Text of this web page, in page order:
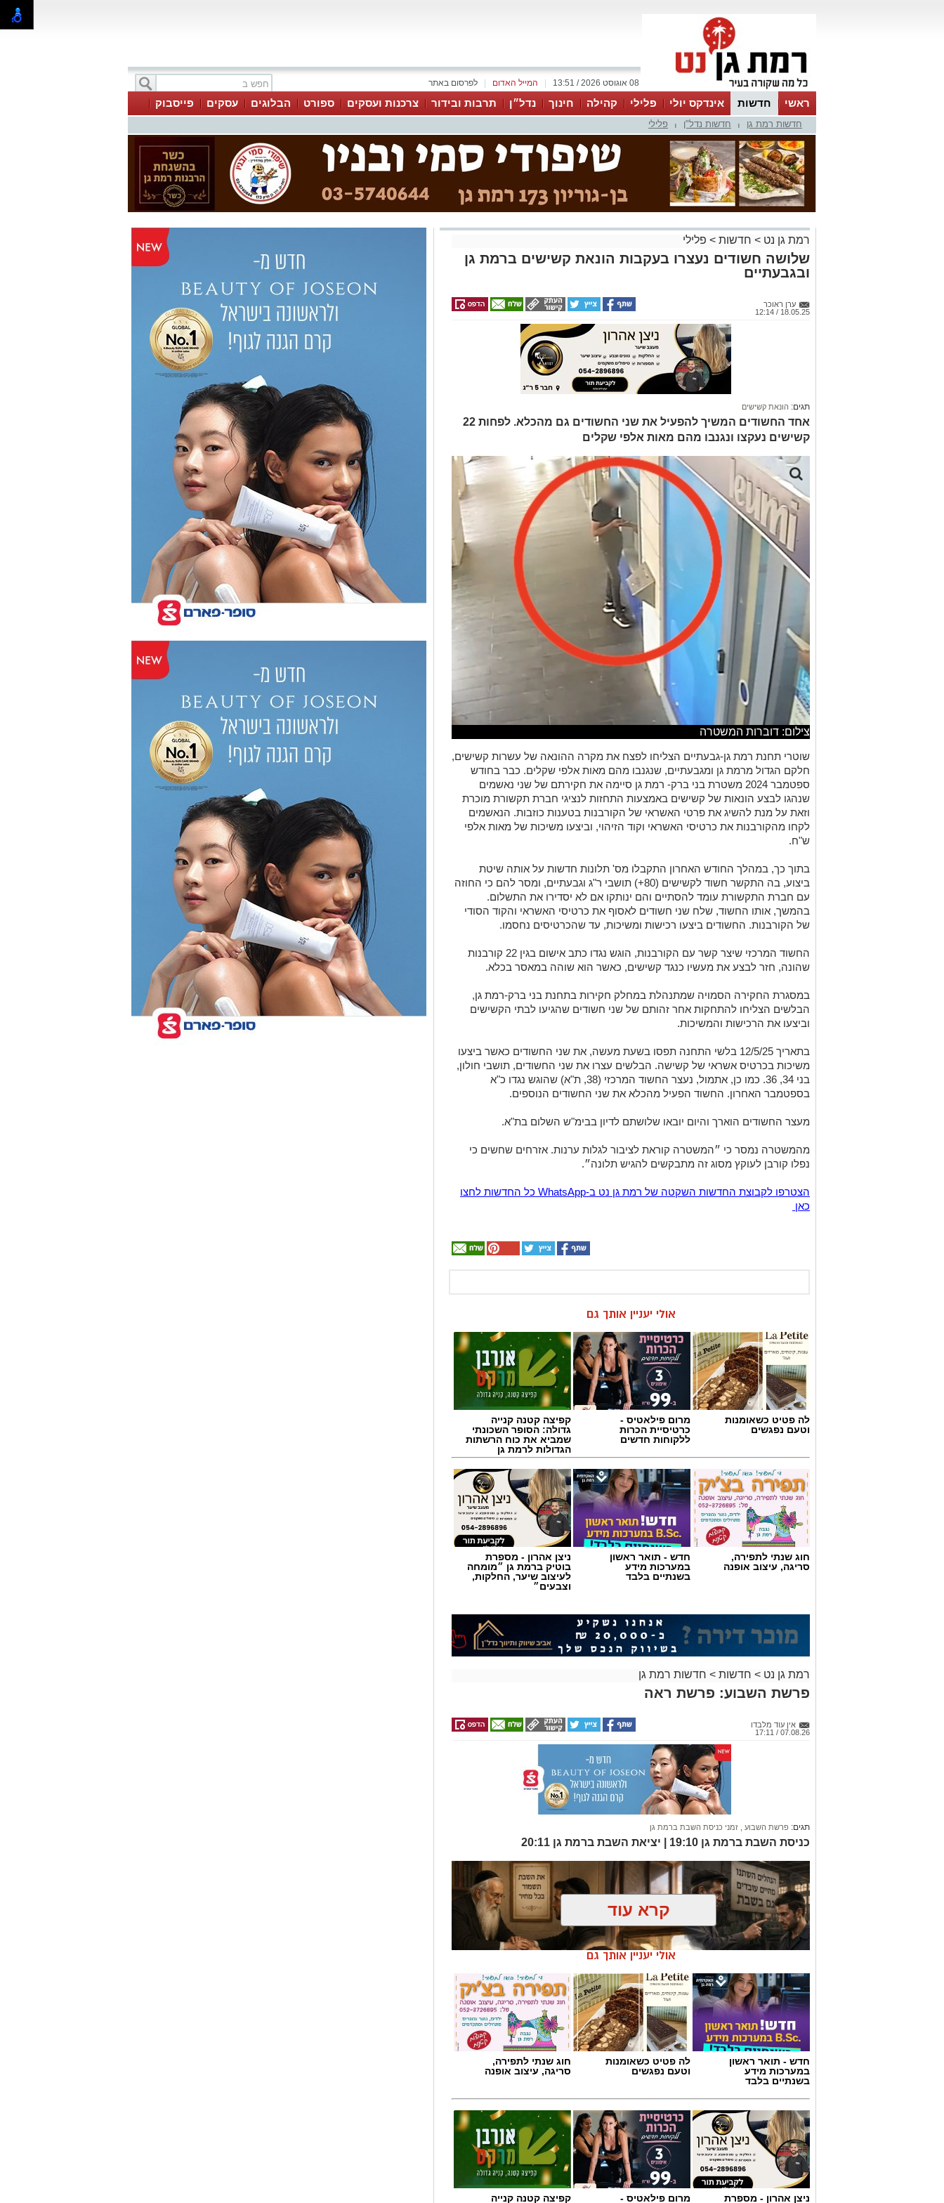
לפרסום באתר המייל האדום 08 אוגוסט 2026 / 13:51
ראשי חדשות אינדקס יולי פלילי קהילה חינוך נדל״ן תרבות ובידור צרכנות ועסקים ספורט הבלוגים עסקים
פייסבוק
ווטסאפ
חדשות רמת גן חדשות נדל"ן פלילי
רמת גן נט > חדשות > פלילי
שלושה חשודים נעצרו בעקבות הונאת קשישים ברמת גן
ובגבעתיים
ערן ראוכר
18.05.25 / 12:14
תגים: הונאת קשישים
אחד החשודים המשיך להפעיל את שני החשודים גם מהכלא. לפחות 22
קשישים נעקצו ונגנבו מהם מאות אלפי שקלים
צילום: דוברות המשטרה
שוטרי תחנת רמת גן-גבעתיים הצליחו לפצח את מקרה ההונאה של עשרות קשישים,
חלקם הגדול מרמת גן ומגבעתיים, שנגנבו מהם מאות אלפי שקלים. כבר בחודש
ספטמבר 2024 משטרת בני ברק- רמת גן סיימה את חקירתם של שני נאשמים
שנהגו לבצע הונאות של קשישים באמצעות התחזות לנציגי חברת תקשורת מוכרת
וזאת על מנת להשיג את פרטי האשראי של הקורבנות בטענות כוזבות. הנאשמים
לקחו מהקורבנות את כרטיסי האשראי וקוד הזיהוי, וביצעו משיכות של מאות אלפי
ש"ח.
בתוך כך, במהלך החודש האחרון התקבלו מס' תלונות חדשות על אותה שיטת
ביצוע, בה התקשר חשוד לקשישים (80+) תושבי ר"ג וגבעתיים, ומסר להם כי החוזה
עם חברת התקשורת עומד להסתיים והם ינותקו אם לא יסדירו את התשלום.
בהמשך, אותו החשוד, שלח שני חשודים לאסוף את כרטיסי האשראי והקוד הסודי
של הקורבנות. החשודים ביצעו רכישות ומשיכות, עד שהכרטיסים נחסמו.
החשוד המרכזי שיצר קשר עם הקורבנות, הוגש נגדו כתב אישום בגין 22 קורבנות
שהונה, חזר לבצע את מעשיו כנגד קשישים, כאשר הוא שוהה במאסר בכלא.
במסגרת החקירה הסמויה שמתנהלת במחלק חקירות בתחנת בני ברק-רמת גן,
הבלשים הצליחו להתחקות אחר זהותם של שני חשודים שהגיעו לבתי הקשישים
וביצעו את הרכישות והמשיכות.
בתאריך 12/5/25 בלשי התחנה תפסו בשעת מעשה, את שני החשודים כאשר ביצעו
משיכות בכרטיס אשראי של קשישה. הבלשים עצרו את שני החשודים, תושבי חולון,
בני 34, 36. כמו כן, אתמול, נעצר החשוד המרכזי (38, ת"א) שהוגש נגדו כ"א
בספטמבר האחרון. החשוד הפעיל מהכלא את שני החשודים הנוספים.
מעצר החשודים הוארך והיום יובאו שלושתם לדיון בבימ"ש השלום בת"א.
מהמשטרה נמסר כי ״המשטרה קוראת לציבור לגלות ערנות. אזרחים שחשים כי
נפלו קורבן לעוקץ מסוג זה מתבקשים להגיש תלונה״.
הצטרפו לקבוצת החדשות השקטה של רמת גן נט ב-WhatsApp כל החדשות לחצו
כאן
אולי יעניין אותך גם
לה פטיט כשאומנות
וטעם נפגשים
מרום פילאטיס -
כרטיסיית הכרות
ללקוחות חדשים
קפיצה קטנה קנייה
גדולה: הסופר השכונתי
שמביא את כוח הרשתות
הגדולות לרמת גן
חוג שנתי לתפירה,
סריגה, עיצוב אופנה
חדש - תואר ראשון
במערכות מידע
בשנתיים בלבד
ניצן אהרון - מספרת
בוטיק ברמת גן ״מומחה
לעיצוב שיער, החלקות,
וצבעים״
רמת גן נט > חדשות > חדשות רמת גן
פרשת השבוע: פרשת ראה
אין עוד מלבדו
07.08.26 / 17:11
תגים: פרשת השבוע זמני כניסת השבת ברמת גן
כניסת השבת ברמת גן 19:10 | יציאת השבת ברמת גן 20:11
אילוסטרציה AI
הברכה מתחילה הרבה לפני הנס
כולנו ממתינים לנס הגדול.
לישועה.
קרא עוד
אולי יעניין אותך גם
חדש - תואר ראשון
במערכות מידע
בשנתיים בלבד
לה פטיט כשאומנות
וטעם נפגשים
חוג שנתי לתפירה,
סריגה, עיצוב אופנה
ניצן אהרון - מספרת
מרום פילאטיס -
קפיצה קטנה קנייה